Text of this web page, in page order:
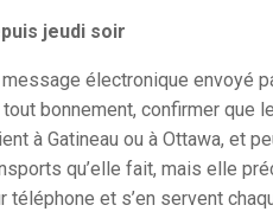
jeudi soir
message électronique envoyé
tout bonnement, confirmer que
à Gatineau ou à Ottawa, et
qu’elle fait, mais elle
téléphone et s’en servent